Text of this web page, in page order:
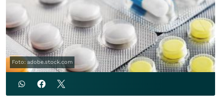
Foto: adobe.stock.com